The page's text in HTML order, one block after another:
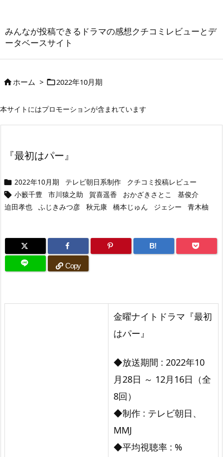
みんなが投稿できるドラマの感想クチコミレビューとデ
ータベースサイト
ホーム > 2022年10月期
本サイトにはプロモーションが含まれています
『最初はパー』
 2022年10月期 テレビ朝日系制作 クチコミ投稿レビュー
 小籔千豊 市川猿之助 賀喜遥香 おかざきさとこ
基俊介
迫田孝也
ふじきみつ彦 秋元康 橋本じゅん ジェシー 青木柚
B!
Copy
金曜ナイトドラマ『最初
はパー』
◆放送期間 : 2022年10
月28日 ～ 12月16日（全
8回）
◆制作 : テレビ朝日、
MMJ
◆平均視聴率 : %